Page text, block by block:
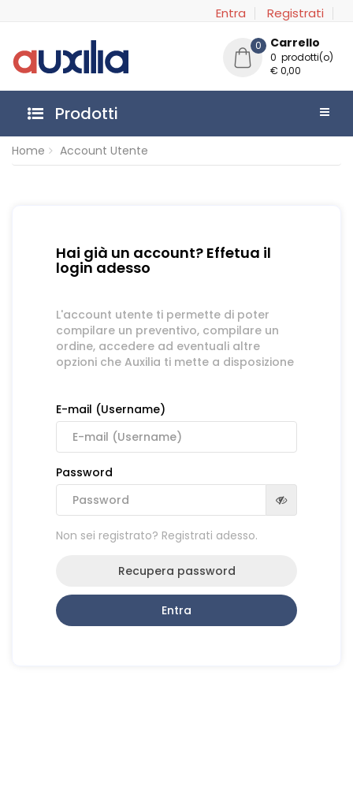
Entra Registrati
0 Carrello
0 prodotti(o)
€ 0,00
Prodotti
Home Account Utente
Hai già un account? Effetua il
login adesso
L'account utente ti permette di poter
compilare un preventivo, compilare un
ordine, accedere ad eventuali altre
opzioni che Auxilia ti mette a disposizione
E-mail (Username)
Password
Non sei registrato? Registrati adesso.
Recupera password
Entra